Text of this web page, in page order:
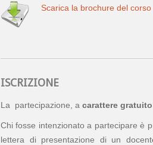
Scarica la brochure del corso
ISCRIZIONE
La partecipazione, a carattere gratuito
Chi fosse intenzionato a partecipare è
lettera di presentazione di un